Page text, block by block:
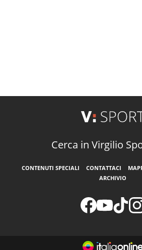
Cerca in Virgilio
CONTENUTI SPECIALI CONTATTACI
ARCHIVIO